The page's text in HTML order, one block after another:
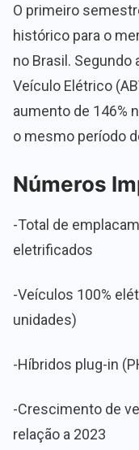
O primeiro
histórico para o
no Brasil. Segundo
Veículo Elétrico
aumento de 146%
o mesmo período
Números
-Total de
eletrificados
-Veículos 100%
unidades)
-Híbridos plug-in
-Crescimento de
relação a 2023